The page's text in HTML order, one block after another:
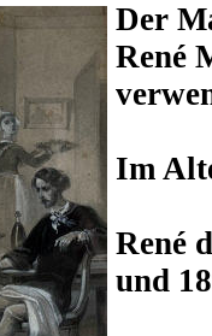
Der
René
Im
René
und